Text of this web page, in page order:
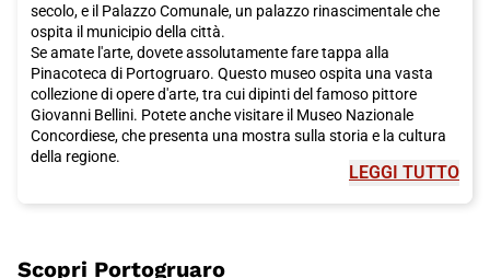
secolo, e il Palazzo Comunale, un palazzo rinascimentale che
ospita il municipio della città.
Se amate l'arte, dovete assolutamente fare tappa alla
Pinacoteca di Portogruaro. Questo museo ospita una vasta
collezione di opere d'arte, tra cui dipinti del famoso pittore
Giovanni Bellini. Potete anche visitare il Museo Nazionale
Concordiese, che presenta una mostra sulla storia e la cultura
della regione.
Ma Portogruaro non è solo cultura e storia, ma offre anche una
amanti del cibo. Inoltre, potete godervi un pasto in uno dei
LEGGI TUTTO
Scopri Portogruaro